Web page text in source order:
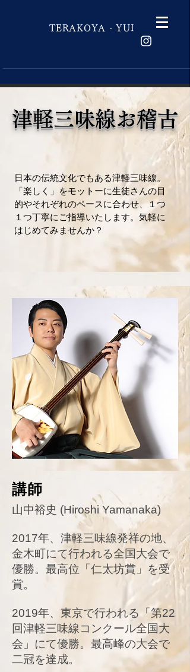
結
TERAKOYA - YUI
津軽三味線お稽古
日本の伝統文化でもある津軽三味線。
「楽しく」をモットーに生徒さんの目
的やそれぞれのペースに合わせ、１つ
１つ丁寧にご指導いたします。気軽に
はじめてみませんか？
講師
山中裕史 (Hiroshi Yamanaka)
2017年、津軽三味線発祥の地、
金木町にて行われる全国大会で
優勝。最高位「仁太坊賞」を受
賞。
2019年、東京で行われる「第22
回津軽三味線コンクール全国大
会」にて優勝。最高峰の大会で
二冠を達成。